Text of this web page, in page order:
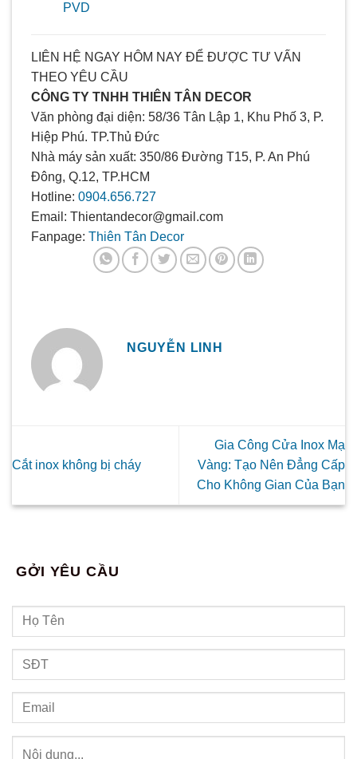
GỞI YÊU CẦU
PVD
LIÊN HỆ NGAY HÔM NAY ĐỂ ĐƯỢC TƯ VẤN
THEO YÊU CẦU
CÔNG TY TNHH THIÊN TÂN DECOR
Văn phòng đại diện: 58/36 Tân Lập 1, Khu Phố 3, P.
Hiệp Phú. TP.Thủ Đức
Nhà máy sản xuất: 350/86 Đường T15, P. An Phú
Đông, Q.12, TP.HCM
Hotline: 0904.656.727
Email: Thientandecor@gmail.com
Fanpage: Thiên Tân Decor
NGUYỄN LINH
Cắt inox không bị cháy
Gia Công Cửa Inox Mạ
Vàng: Tạo Nên Đẳng Cấp
Cho Không Gian Của Bạn